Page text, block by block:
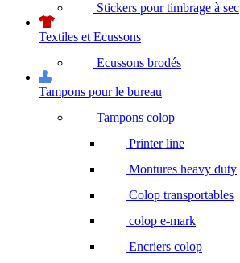
Stickers pour timbrage à sec
Textiles et Ecussons
Ecussons brodés
Tampons pour le bureau
Tampons colop
Printer line
Montures heavy duty
Colop transportables
colop e-mark
Encriers colop